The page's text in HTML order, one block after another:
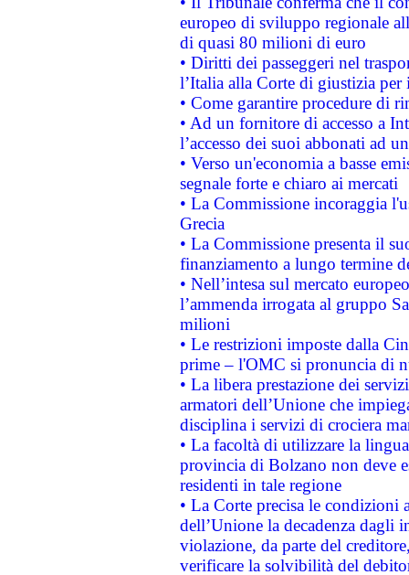
europeo di sviluppo regionale
di quasi 80 milioni di euro
• Diritti dei passeggeri nel
l’Italia alla Corte di giustizia
• Come garantire procedure di
• Ad un fornitore di accesso a
l’accesso dei suoi abbonati ad
• Verso un'economia a basse
segnale forte e chiaro ai mercati
• La Commissione incoraggia
Grecia
• La Commissione presenta il
finanziamento a lungo termine
• Nell’intesa sul mercato
l’ammenda irrogata al gruppo
milioni
• Le restrizioni imposte dalla
prime – l'OMC si pronuncia di
• La libera prestazione dei
armatori dell’Unione che
disciplina i servizi di crociera
• La facoltà di utilizzare la
provincia di Bolzano non deve
residenti in tale regione
• La Corte precisa le
dell’Unione la decadenza dagli
violazione, da parte del
verificare la solvibilità del